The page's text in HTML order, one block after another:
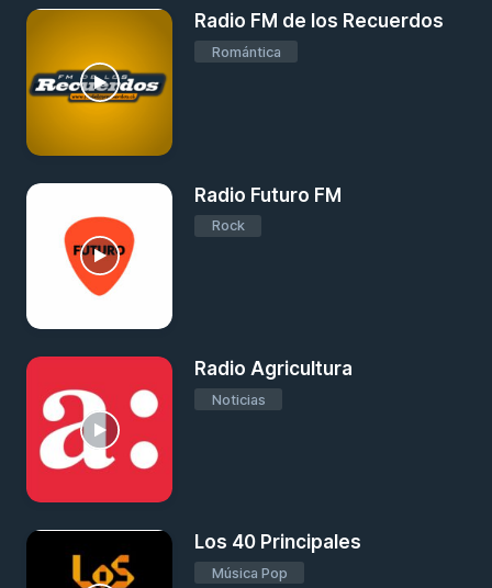
Radio FM de los Recuerdos
Romántica
Radio Futuro FM
Rock
Radio Agricultura
Noticias
Los 40 Principales
Música Pop